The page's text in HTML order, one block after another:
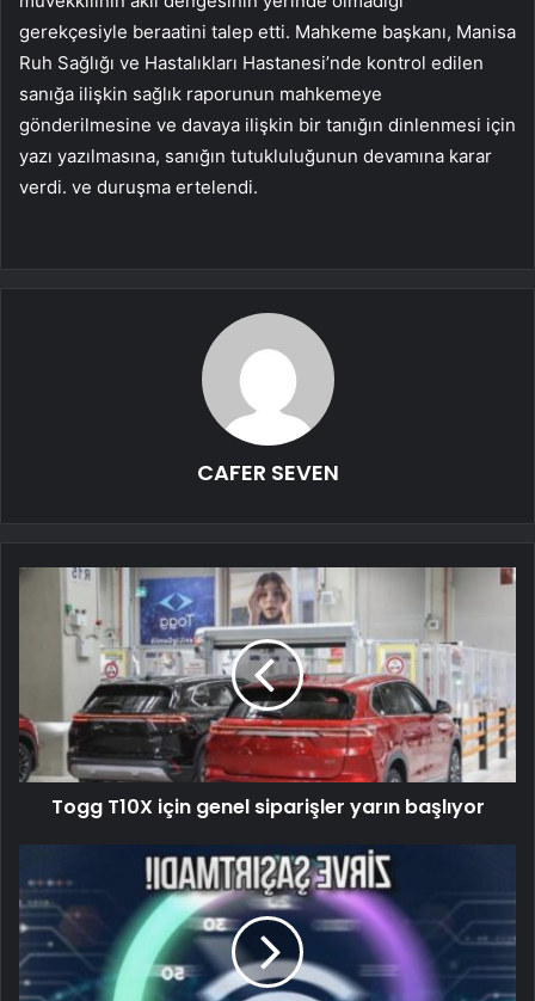
gerekçesiyle beraatini talep etti. Mahkeme başkanı, Manisa
Ruh Sağlığı ve Hastalıkları Hastanesi’nde kontrol edilen
sanığa ilişkin sağlık raporunun mahkemeye
gönderilmesine ve davaya ilişkin bir tanığın dinlenmesi için
yazı yazılmasına, sanığın tutukluluğunun devamına karar
verdi. ve duruşma ertelendi.
CAFER SEVEN
Togg T10X için genel siparişler yarın başlıyor